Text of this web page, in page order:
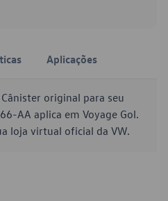
Aplicações
original para seu
AA aplica em Voyage Gol.
loja virtual oficial da VW.